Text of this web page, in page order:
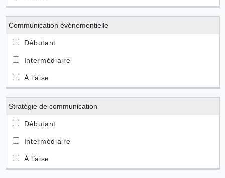
Communication événementielle
Stratégie de communication